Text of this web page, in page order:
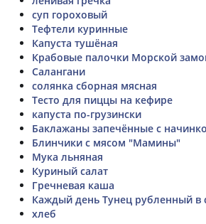
суп гороховый
Тефтели куринные
Капуста тушёная
Крабовые палочки Морской
Cалангани
солянка сборная мясная
Тесто для пиццы на кефире
капуста по-грузински
Баклажаны запечённые с
Блинчики с мясом "Мамины"
Мука льняная
Куриный салат
Гречневая каша
Каждый день Тунец рубленный в
хлеб